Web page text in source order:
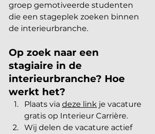
groep gemotiveerde studenten
die een stageplek zoeken binnen
de interieurbranche.
Op zoek naar een
stagiaire in de
interieurbranche? Hoe
werkt het?
Plaats via deze link je vacature
gratis op Interieur Carrière.
Wij delen de vacature actief